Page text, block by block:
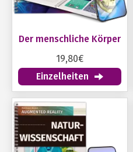
Der menschliche Körper
19,80€
Einzelheiten